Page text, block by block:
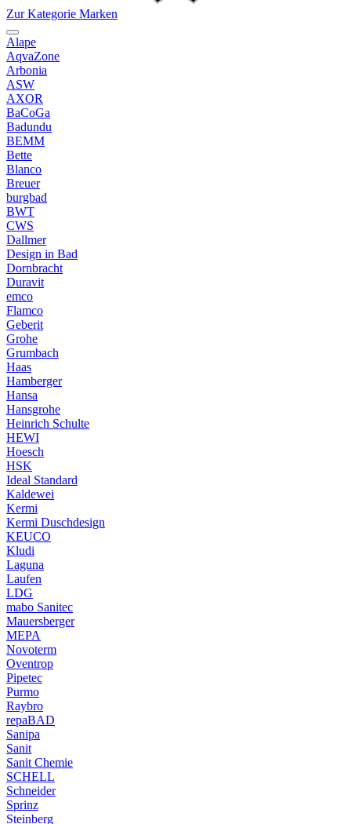
Zur Kategorie Marken
Alape
AqvaZone
Arbonia
ASW
AXOR
BaCoGa
Badundu
BEMM
Bette
Blanco
Breuer
burgbad
BWT
CWS
Dallmer
Design in Bad
Dornbracht
Duravit
emco
Flamco
Geberit
Grohe
Grumbach
Haas
Hamberger
Hansa
Hansgrohe
Heinrich Schulte
HEWI
Hoesch
HSK
Ideal Standard
Kaldewei
Kermi
Kermi Duschdesign
KEUCO
Kludi
Laguna
Laufen
LDG
mabo Sanitec
Mauersberger
MEPA
Novoterm
Oventrop
Pipetec
Purmo
Raybro
repaBAD
Sanipa
Sanit
Sanit Chemie
SCHELL
Schneider
Sprinz
Steinberg